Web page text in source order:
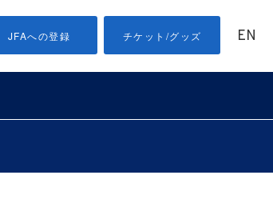
JFAへの登録 チケット/グッズ EN